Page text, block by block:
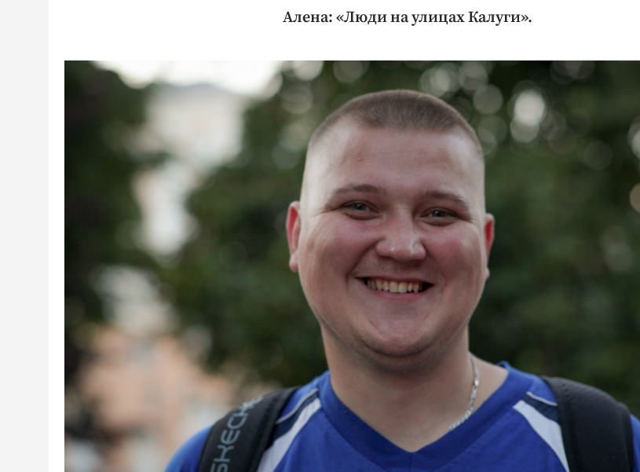
Алена: «Люди на улицах Калуги».